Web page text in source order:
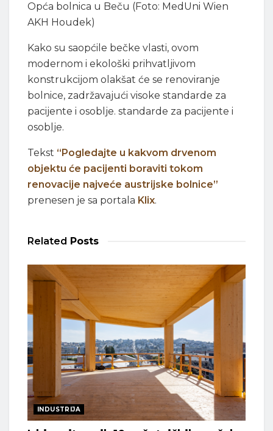
Opća bolnica u Beču (Foto: MedUni Wien
AKH Houdek)
Kako su saopćile bečke vlasti, ovom
modernom i ekološki prihvatljivom
konstrukcijom olakšat će se renoviranje
bolnice, zadržavajući visoke standarde za
pacijente i osoblje. standarde za pacijente i
osoblje.
Tekst “Pogledajte u kakvom drvenom
objektu će pacijenti boraviti tokom
renovacije najveće austrijske bolnice”
prenesen je sa portala Klix.
Related Posts
INDUSTRIJA